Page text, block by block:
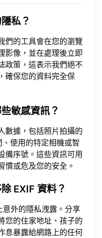
私？
們的工具會在您的瀏覽
影像，並在處理後立即
政策，這表示我們絕不
確保您的資料完全保
敏感資訊？
數據，包括照片拍攝的
使用的特定相機或智
備序號。這些資訊可用
慣或危及您的安全。
EXIF 資料？
外的隱私洩露。分享
您的住家地址、孩子的
息暴露給網路上的任何